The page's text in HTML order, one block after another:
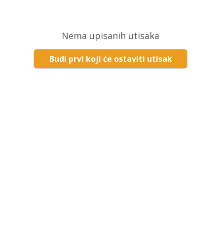
Nema upisanih utisaka
Budi prvi koji će ostaviti utisak